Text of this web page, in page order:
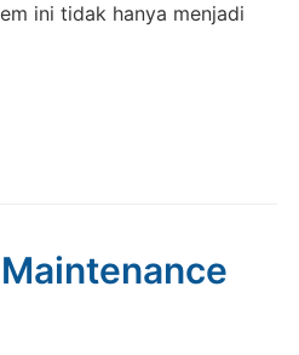
ini tidak hanya menjadi